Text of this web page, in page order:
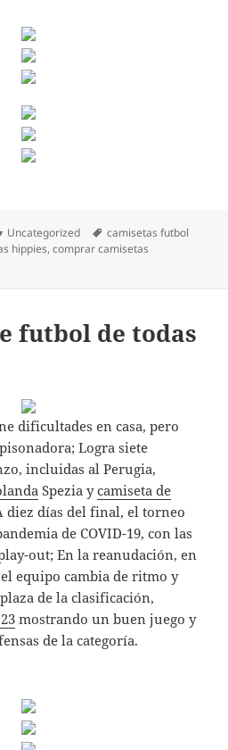
Categorías
Uncategorized Etiquetas
camisetas futbol
hippies,comprar camisetas
futbol de todas
dificultades en casa, pero
Logra siete
incluidas al Perugia,
Spezia ycamiseta de
diez días del final, el torneo
de COVID-19, con las
out; En la reanudación, en
equipo cambia de ritmo y
de la clasificación,
mostrando un buen juego y
de la categoría.